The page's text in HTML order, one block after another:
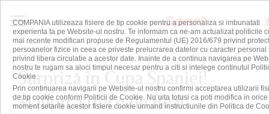
Surpriză în Cupa Spaniei!
Mallorca trece de Real
COMPANIA utilizeaza fisiere de tip cookie pentru a personaliza si imbunatati
experienta ta pe Website-ul nostru. Te informam ca ne-am actualizat politicile
mai recente modificari propuse de Regulamentul (UE) 2016/679 privind
persoanelor fizice in ceea ce priveste prelucrarea datelor cu caracter personal
privind libera circulatie a acestor date. Inainte de a continua navigarea pe
nostru te rugam sa aloci timpul necesar pentru a citi si intelege continutul
Cookie.
Prin continuarea navigarii pe Website-ul nostru confirmi acceptarea utilizarii
de tip cookie conform Politicii de Cookie. Nu uita totusi ca poti modifica in orice
moment setarile acestor fisiere cookie urmand instructiunile din Politica de